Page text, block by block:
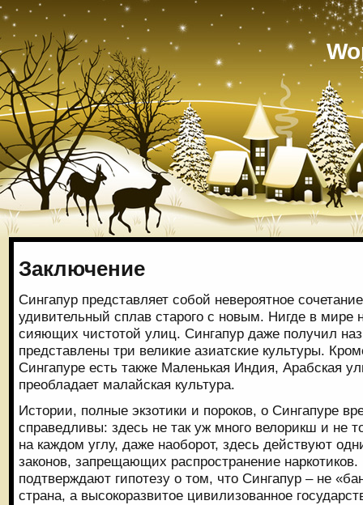
Заключение
Сингапур представляет собой невероятное
удивительный сплав старого с новым. Нигде в мире
сияющих чистотой улиц. Сингапур даже получил
представлены три великие азиатские культуры.
Сингапуре есть также Маленькая Индия, Арабская
преобладает малайская культура.
Истории, полные экзотики и пороков, о Сингапуре
справедливы: здесь не так уж много велорикш и не
на каждом углу, даже наоборот, здесь действуют
законов, запрещающих распространение
подтверждают гипотезу о том, что Сингапур – не
страна, а высокоразвитое цивилизованное